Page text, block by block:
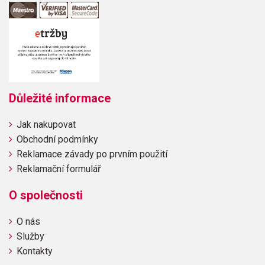
Důležité informace
Jak nakupovat
Obchodní podmínky
Reklamace závady po prvním použití
Reklamační formulář
O společnosti
O nás
Služby
Kontakty